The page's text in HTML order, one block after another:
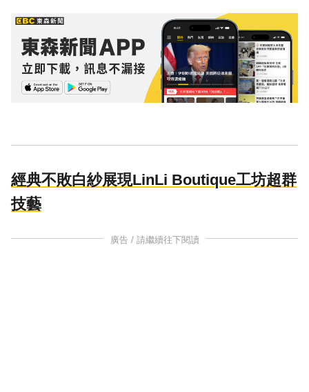
經典不敗白紗展現LinLi Boutique工坊超群
技藝
廣告 / 請繼續往下閱讀